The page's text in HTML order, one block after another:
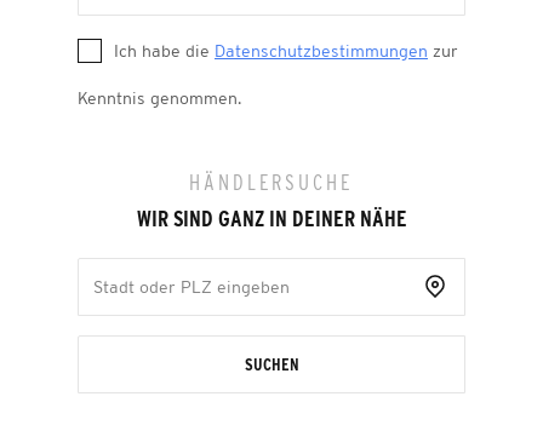
Ich habe die Datenschutzbestimmungen zur
Kenntnis genommen.
HÄNDLERSUCHE
WIR SIND GANZ IN DEINER NÄHE
SUCHEN